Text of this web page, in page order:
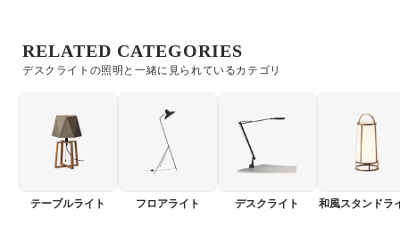
デスクライトの照明と一緒に見られているカテゴリ
RELATED CATEGORIES
テーブルライト フロアライト デスクライト 和風スタンドラ